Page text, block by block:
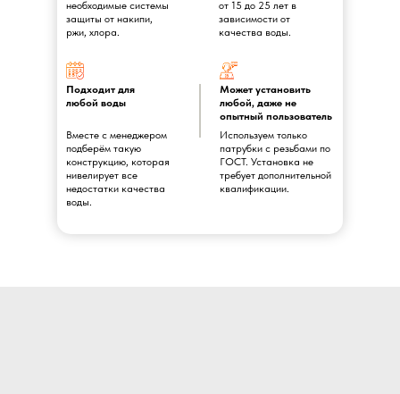
необходимые системы
защиты от накипи,
ржи, хлора.
от 15 до 25 лет в
зависимости от
качества воды.
Подходит для
любой воды
Вместе с менеджером
подберём такую
конструкцию, которая
нивелирует все
недостатки качества
воды.
Может установить
любой, даже не
опытный пользователь
Используем только
патрубки с резьбами по
ГОСТ. Установка не
требует дополнительной
квалификации.